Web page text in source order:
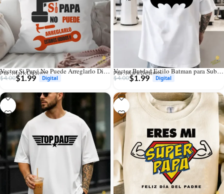
Vector Si Papá No Puede Arreglarlo Diseño Humor para Sublimación
Por: Mark Designs
$4.00$1.99
Vector Batdad Estilo Batman para Sublimación y Estampado
Por: Mark Designs
$4.00$1.99